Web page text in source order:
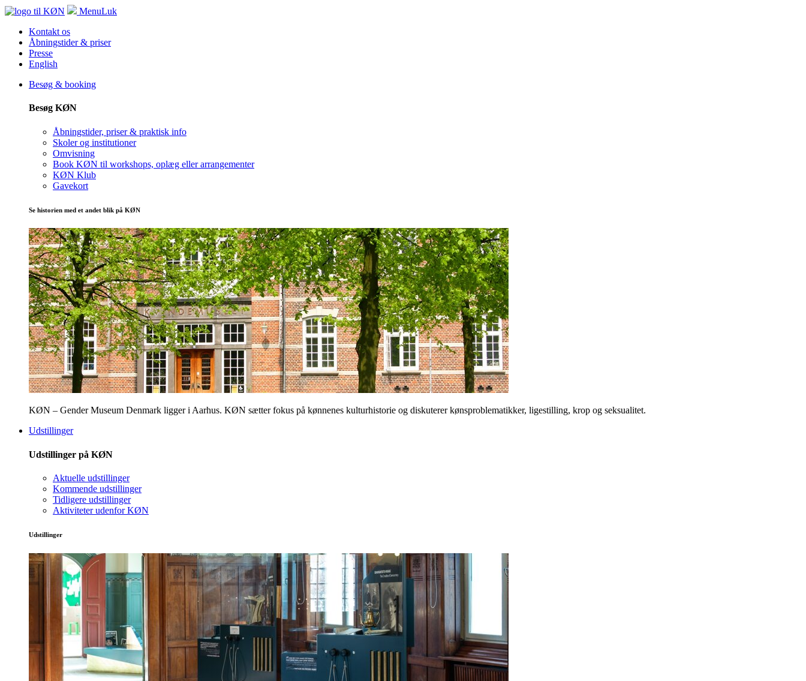
MenuLuk
Kontakt os
Åbningstider & priser
Presse
English
Besøg & booking
Besøg KØN
Åbningstider, priser & praktisk info
Skoler og institutioner
Omvisning
Book KØN til workshops, oplæg eller arrangementer
KØN Klub
Gavekort
Se historien med et andet blik på KØN
KØN – Gender Museum Denmark ligger i Aarhus. KØN sætter fokus på kønnenes kulturhistorie og diskuterer kønsproblematikker, ligestilling, krop og seksualitet.
Udstillinger
Udstillinger på KØN
Aktuelle udstillinger
Kommende udstillinger
Tidligere udstillinger
Aktiviteter udenfor KØN
Udstillinger